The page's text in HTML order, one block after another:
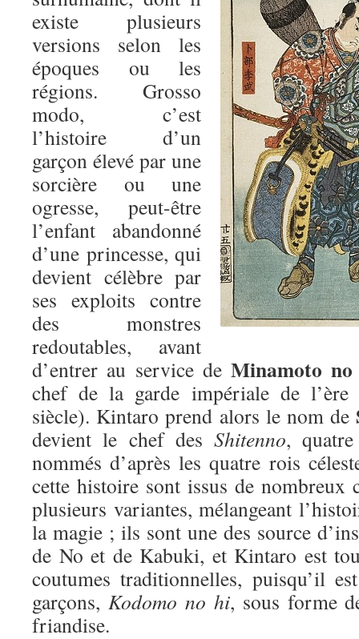
existe plusieurs
versions selon les
époques ou les
régions. Grosso
modo, c’est
l’histoire d’un
garçon élevé par une
sorcière ou une
ogresse, peut-être
l’enfant abandonné
d’une princesse, qui
devient célèbre par
ses exploits contre
des monstres
redoutables, avant
d’entrer au service de Minamoto
chef de la garde impériale de l’ère
siècle). Kintaro prend alors le nom de
devient le chef des Shitenno,
nommés d’après les quatre rois
cette histoire sont issus de nombreux
plusieurs variantes, mélangeant
la magie ; ils sont une des source
de No et de Kabuki, et Kintaro est
coutumes traditionnelles, puisqu’il
garçons, Kodomo no hi, sous forme
friandise.